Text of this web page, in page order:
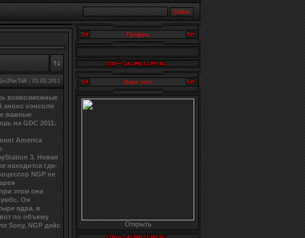
| 03.03.2011
всевозможные
анонс консоли
важные
на GDC 2011.
America
3. Новая
находится где-
NGP не
этом она
Он
ядра, в
по объему
Sony, NGP дейс
Профиль
Наше лого
Открыть